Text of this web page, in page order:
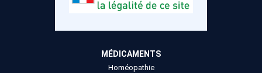
MÉDICAMENTS
Homéopathie